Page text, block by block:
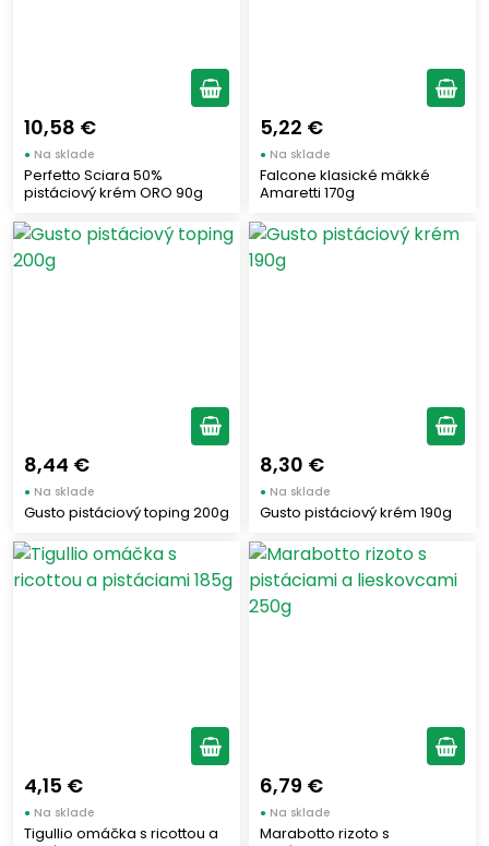
10,58 €
● Na sklade
Perfetto Sciara 50%
pistáciový krém ORO 90g
5,22 €
● Na sklade
Falcone klasické mäkké
Amaretti 170g
8,44 €
● Na sklade
Gusto pistáciový toping 200g
8,30 €
● Na sklade
Gusto pistáciový krém 190g
4,15 €
● Na sklade
Tigullio omáčka s ricottou a
6,79 €
● Na sklade
Marabotto rizoto s